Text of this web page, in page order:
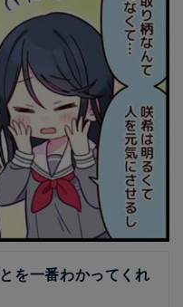
を一番わかってくれ